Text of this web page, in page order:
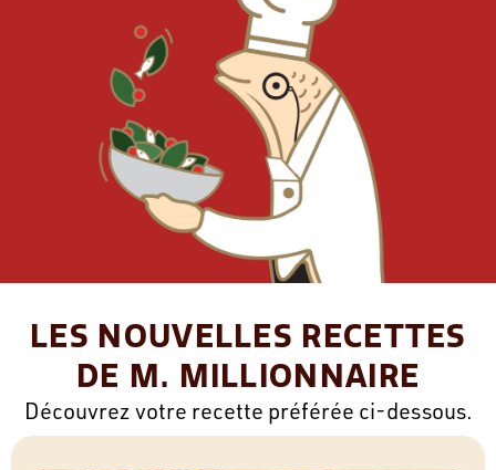
LES NOUVELLES RECETTES
DE M. MILLIONNAIRE
Découvrez votre recette préférée ci-dessous.